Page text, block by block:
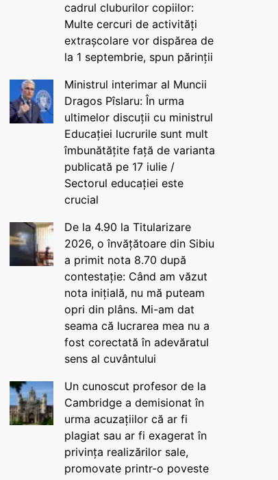
cadrul cluburilor copiilor:
Multe cercuri de activități
extrașcolare vor dispărea de
la 1 septembrie, spun părinții
Ministrul interimar al Muncii
Dragos Pîslaru: În urma
ultimelor discuții cu ministrul
Educației lucrurile sunt mult
îmbunătățite față de varianta
publicată pe 17 iulie /
Sectorul educației este
crucial
De la 4.90 la Titularizare
2026, o învățătoare din Sibiu
a primit nota 8.70 după
contestație: Când am văzut
nota inițială, nu mă puteam
opri din plâns. Mi-am dat
seama că lucrarea mea nu a
fost corectată în adevăratul
sens al cuvântului
Un cunoscut profesor de la
Cambridge a demisionat în
urma acuzațiilor că ar fi
plagiat sau ar fi exagerat în
privința realizărilor sale,
promovate printr-o poveste